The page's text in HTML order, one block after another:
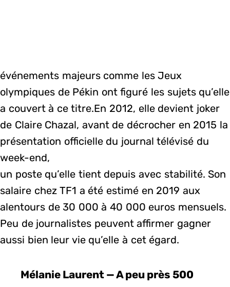
événements majeurs comme les Jeux
olympiques de Pékin ont figuré les sujets qu’elle
a couvert à ce titre.En 2012, elle devient joker
de Claire Chazal, avant de décrocher en 2015 la
présentation officielle du journal télévisé du
week-end,
un poste qu’elle tient depuis avec stabilité. Son
salaire chez TF1 a été estimé en 2019 aux
alentours de 30 000 à 40 000 euros mensuels.
Peu de journalistes peuvent affirmer gagner
aussi bien leur vie qu’elle à cet égard.
Mélanie Laurent — A peu près 500